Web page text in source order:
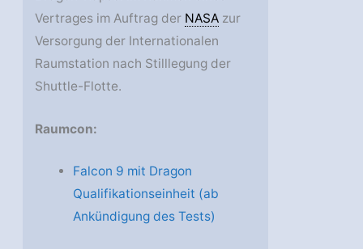
Vertrages im Auftrag der NASA zur
Versorgung der Internationalen
Raumstation nach Stilllegung der
Shuttle-Flotte.
Raumcon:
Falcon 9 mit Dragon
Qualifikationseinheit (ab
Ankündigung des Tests)